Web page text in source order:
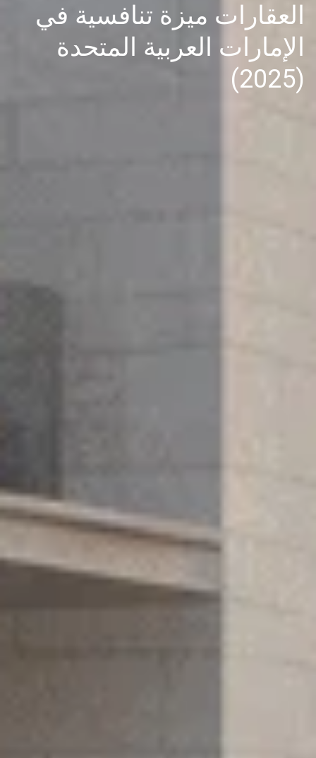
العقارات ميزة تنافسية في
الإمارات العربية المتحدة
(2025)